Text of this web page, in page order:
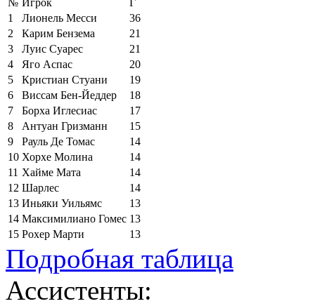
1
Лионель Месси
36
2
Карим Бензема
21
3
Луис Суарес
21
4
Яго Аспас
20
5
Кристиан Стуани
19
6
Виссам Бен-Йеддер
18
7
Борха Иглесиас
17
8
Антуан Гризманн
15
9
Рауль Де Томас
14
10 Хорхе Молина
14
11 Хайме Мата
14
12 Шарлес
14
13 Иньяки Уильямс
13
14 Максимилиано Гомес 13
15 Рохер Марти 13
Подробная таблица
Ассистенты: